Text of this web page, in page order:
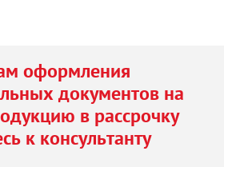
оформления
документов на
в рассрочку
к консультанту